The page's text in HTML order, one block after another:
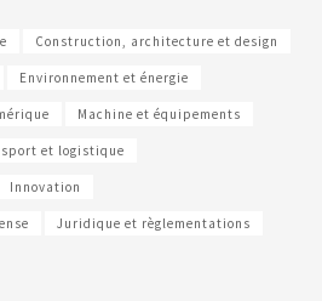
Construction, architecture et design
Environnement et énergie
Machine et équipements
et logistique
Innovation
Juridique et règlementations